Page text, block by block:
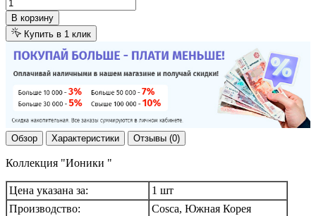
В корзину
Купить в 1 клик
Обзор Характеристики Отзывы (0)
Коллекция "Ионики "
Цена указана за:
1 шт
Производство:
Cosca, Южная Корея